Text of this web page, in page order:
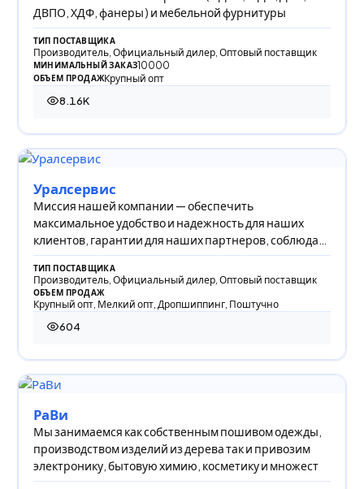
ДВПО, ХДФ, фанеры ) и мебельной фурнитуры
ТИП ПОСТАВЩИКА
Производитель, Официальный дилер, Оптовый поставщик
МИНИМАЛЬНЫЙ ЗАКАЗ10000
ОБЪЕМ ПРОДАЖКрупный опт
8.16K
8 164 просмотра
Уралсервис
Миссия нашей компании — обеспечить
максимальное удобство и надежность для наших
клиентов, гарантии для наших партнеров, соблюдая
интересы св
ТИП ПОСТАВЩИКА
Производитель, Официальный дилер, Оптовый поставщик
ОБЪЕМ ПРОДАЖ
Крупный опт, Мелкий опт, Дропшиппинг, Поштучно
604
604 просмотра
РаВи
Мы занимаемся как собственным пошивом одежды,
производством изделий из дерева так и привозим
электронику, бытовую химию, косметику и множест